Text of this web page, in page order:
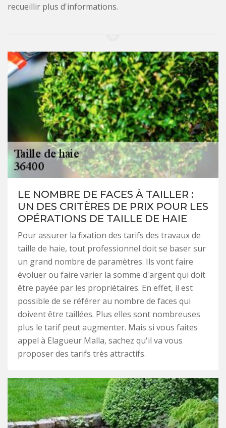
recueillir plus d'informations.
LE NOMBRE DE FACES À TAILLER :
UN DES CRITÈRES DE PRIX POUR LES
OPÉRATIONS DE TAILLE DE HAIE
Pour assurer la fixation des tarifs des travaux de
taille de haie, tout professionnel doit se baser sur
un grand nombre de paramètres. Ils vont faire
évoluer ou faire varier la somme d'argent qui doit
être payée par les propriétaires. En effet, il est
possible de se référer au nombre de faces qui
doivent être taillées. Plus elles sont nombreuses
plus le tarif peut augmenter. Mais si vous faites
appel à Elagueur Malla, sachez qu'il va vous
proposer des tarifs très attractifs.